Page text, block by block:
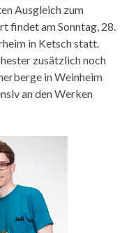
Ausgleich zum
findet am Sonntag, 28.
in Ketsch statt.
zusätzlich noch
in Weinheim
an den Werken